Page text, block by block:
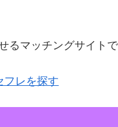
るマッチングサイト
フレを探す